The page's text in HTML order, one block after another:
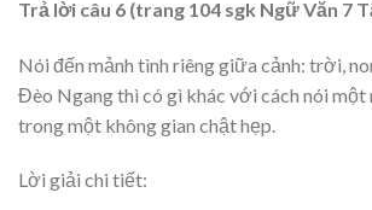
Trả lời câu 6 (trang 104 sgk Ngữ Văn 7
Nói đến mảnh tình riêng giữa cảnh: trời,
Đèo Ngang thì có gì khác với cách nói một
trong một không gian chật hẹp.
Lời giải chi tiết: